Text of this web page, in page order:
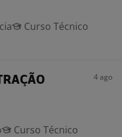
Curso Técnico
4 ago
Curso Técnico